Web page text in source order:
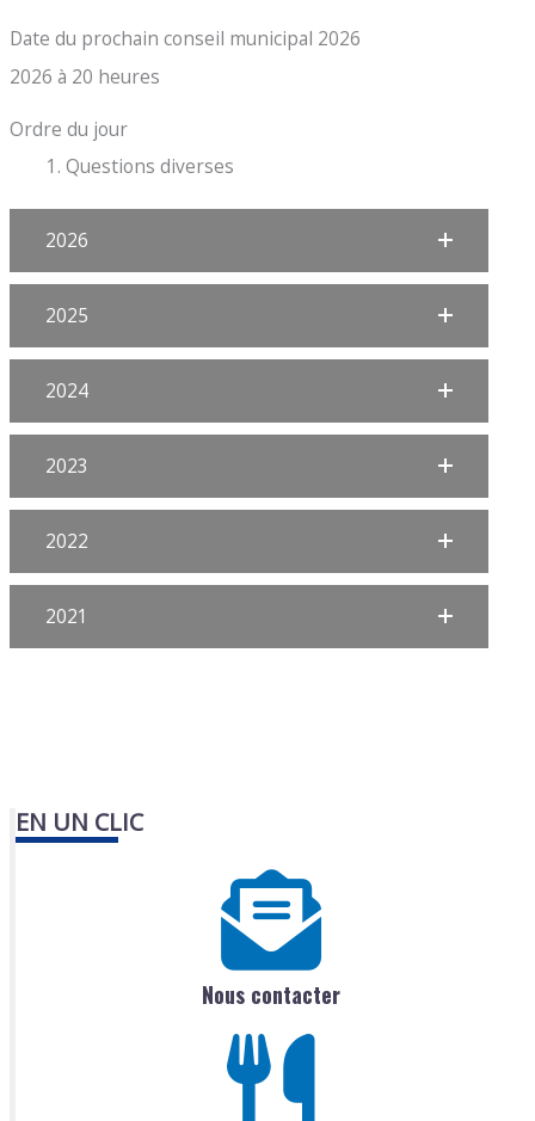
Date du prochain conseil municipal 2026
2026 à 20 heures
Ordre du jour
Questions diverses
2026
2025
2024
2023
2022
2021
EN UN CLIC
Nous contacter